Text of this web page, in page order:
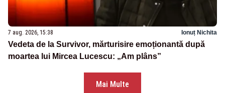
7 aug. 2026, 15:38 Ionuț Nichita
Vedeta de la Survivor, mărturisire emoționantă după
moartea lui Mircea Lucescu: „Am plâns”
Mai Multe